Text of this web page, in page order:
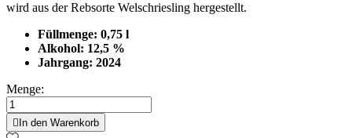
wird aus der Rebsorte Welschriesling hergestellt.
Füllmenge: 0,75 l
Alkohol: 12,5 %
Jahrgang: 2024
Menge:
 In den Warenkorb